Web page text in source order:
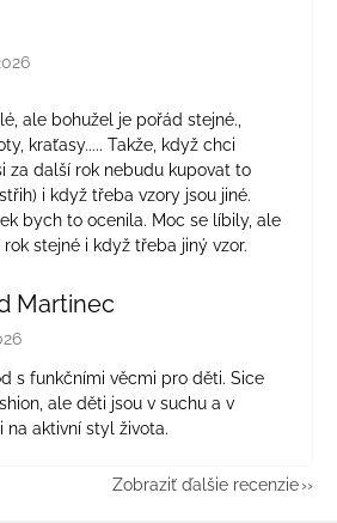
obchodu je 4 z 5 hviezdičiek.
ale bohužel je pořád stejné.,
kraťasy..... Takže, když chci
za další rok nebudu kupovat to
i když třeba vzory jsou jiné.
bych to ocenila. Moc se líbily, ale
stejné i když třeba jiný vzor.
Martinec
obchodu je 5 z 5 hviezdičiek.
s funkčními věcmi pro děti. Sice
ale děti jsou v suchu a v
na aktivní styl života.
Zobraziť ďalšie recenzie